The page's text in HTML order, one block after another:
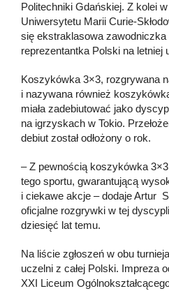
Politechniki Gdańskiej. Z kolei
Uniwersytetu Marii Curie-
się ekstraklasowa
reprezentantka Polski na letniej
Koszykówka 3×3, rozgrywana
i nazywana również
miała zadebiutować jako
na igrzyskach w Tokio.
debiut został odłożony o rok.
– Z pewnością koszykówka
tego sportu, gwarantującą
i ciekawe akcje – dodaje Artur
oficjalne rozgrywki w tej
dziesięć lat temu.
Na liście zgłoszeń w obu
uczelni z całej Polski. Impreza
XXI Liceum